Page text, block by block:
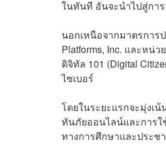
ในทันที อันจะนำไปสู่กา
นอกเหนือจากมาตรการ
Platforms, Inc. และหน่
ดิจิทัล 101 (Digital
ไซเบอร์
โดยในระยะแรกจะมุ่งเ
ทันภัยออนไลน์และการ
ทางการศึกษาและประช